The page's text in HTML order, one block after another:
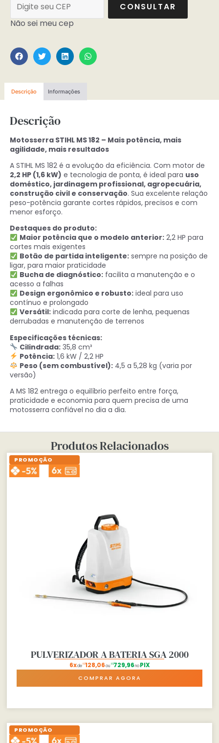
CONSULTAR
Não sei meu cep
Descrição Informações
Descrição
Motosserra STIHL MS 182 – Mais potência, mais
agilidade, mais resultados
A STIHL MS 182 é a evolução da eficiência. Com motor de
2,2 HP (1,6 kW) e tecnologia de ponta, é ideal para uso
doméstico, jardinagem profissional, agropecuária,
construção civil e conservação. Sua excelente relação
peso-potência garante cortes rápidos, precisos e com
menor esforço.
Destaques do produto:
Maior potência que o modelo anterior:2,2 HP para
cortes mais exigentes
Botão de partida inteligente:sempre na posição de
ligar, para maior praticidade
Bucha de diagnóstico:facilita a manutenção e o
acesso a falhas
Design ergonômico e robusto:ideal para uso
contínuo e prolongado
Versátil:indicada para corte de lenha, pequenas
derrubadas e manutenção de terrenos
Especificações técnicas:
Cilindrada:35,8 cm³
Potência:1,6 kW / 2,2 HP
Peso (sem combustível):4,5 a 5,28 kg (varia por
versão)
A MS 182 entrega o equilíbrio perfeito entre força,
praticidade e economia para quem precisa de uma
motosserra confiável no dia a dia.
Produtos Relacionados
PULVERIZADOR A BATERIA SGA 2000
6xdeR$128,06ou R$729,96no PIX
COMPRAR AGORA
PROMOÇÃO
PROMOÇÃO